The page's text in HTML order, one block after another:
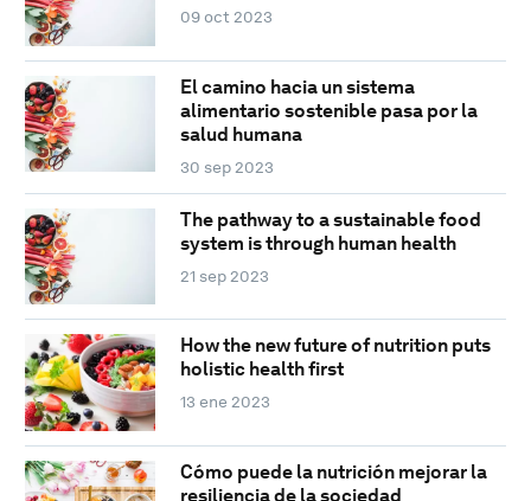
09 oct 2023
El camino hacia un sistema
alimentario sostenible pasa por la
salud humana
30 sep 2023
The pathway to a sustainable food
system is through human health
21 sep 2023
How the new future of nutrition puts
holistic health first
13 ene 2023
Cómo puede la nutrición mejorar la
resiliencia de la sociedad